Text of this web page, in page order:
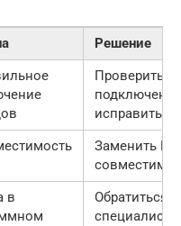
Решение
Проверить
исправить
Заменить
в
Обратиться к